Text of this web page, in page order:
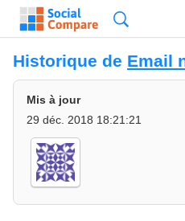
Historique de Email
Mis à jour
29 déc. 2018 18:21:21